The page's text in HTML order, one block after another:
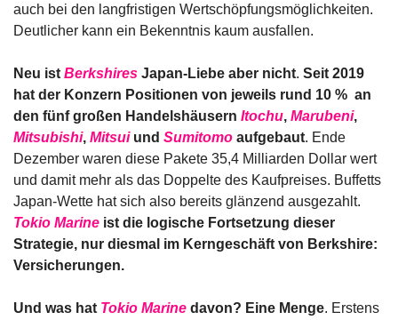
auch bei den langfristigen Wertschöpfungsmöglichkeiten.
Deutlicher kann ein Bekenntnis kaum ausfallen.
Neu ist Berkshires Japan-Liebe aber nicht. Seit 2019
hat der Konzern Positionen von jeweils rund 10 %  an
den fünf großen Handelshäusern Itochu, Marubeni
Mitsubishi, Mitsui und Sumitomo aufgebaut. Ende
Dezember waren diese Pakete 35,4 Milliarden Dollar wert
und damit mehr als das Doppelte des Kaufpreises. Buffetts
Tokio Marine ist die logische Fortsetzung dieser
Strategie, nur diesmal im Kerngeschäft von Berkshire:
Versicherungen.
Und was hat Tokio Marine davon? Eine Menge. Erstens